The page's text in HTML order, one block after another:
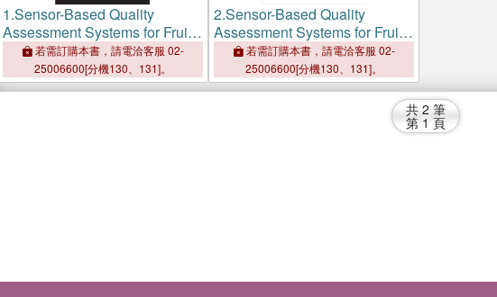
1.Sensor-Based Quality
Assessment Systems for Fruits
and Vegetables
若需訂購本書，請電洽客服 02-
25006600[分機130、131]。
2.Sensor-Based Quality
Assessment Systems for Fruits
and Vegetables
若需訂購本書，請電洽客服 02-
25006600[分機130、131]。
共 2 筆
第 1 頁